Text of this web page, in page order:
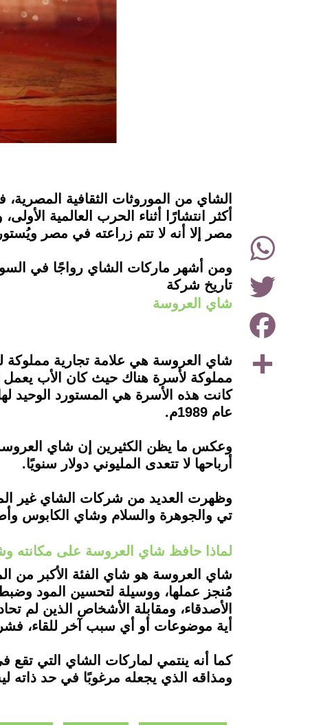
Share
Facebook
Twitter
WhatsApp
instagramالشاي من الموروثات الثقافية
مصر إلا أنه لا تتم زراعته في مصر
ومن أشهر ماركات الشاي رواجًا في
تاريخ شركة
شاي العروسة
مملوكة لأسرة هناك حيث كان الأب يعمل
كانت هذه الأسرة هي المستورد الوحيد
عام 1989م.
أرباحها لا تتعدى المليوني دولار سنويًا.
وظهرت العديد من شركات الشاي غير
تي والجوهرة والسلام وشاي الكابوس
لماذا حافظ شاي العروسة على مكانته
شاي العروسة هو شاي الفئة الأكبر من
مُنجز عملها، ووسيلة لتحسين المود
الأصدقاء، ومقابلة الأشخاص الذين
أية موضوعات أو أي سبب آخر للقاء،
كما أنه ينتمي لماركات الشاي التي
ومذاقه الذي يجعله مرغوبًا في حد